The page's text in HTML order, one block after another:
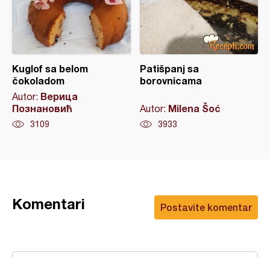
Kuglof sa belom
čokoladom
Autor: Верица
Познановић
3109
Patišpanj sa
borovnicama
Autor: Milena Šoć
3933
Postavite komentar
Komentari